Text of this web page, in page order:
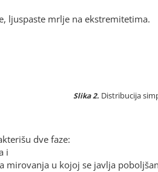
ljuspaste mrlje na ekstremitetima.
Slika 2. Distribucija
dve faze:
i
mirovanja u kojoj se javlja